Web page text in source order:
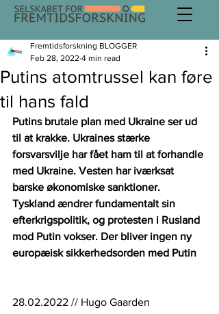
Putins atomtrussel kan føre
til hans fald
Fremtidsforskning BLOGGER
Feb 28, 2022 4 min read
Putins brutale plan med Ukraine ser ud
til at krakke. Ukraines stærke
forsvarsvilje har fået ham til at forhandle
med Ukraine. Vesten har iværksat
barske økonomiske sanktioner.
Tyskland ændrer fundamentalt sin
efterkrigspolitik, og protesten i Rusland
mod Putin vokser. Der bliver ingen ny
europæisk sikkerhedsorden med Putin
28.02.2022 // Hugo Gaarden